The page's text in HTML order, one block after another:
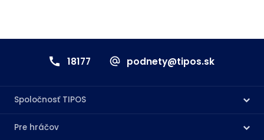
18177 podnety@tipos.sk
Spoločnosť TIPOS
Pre hráčov